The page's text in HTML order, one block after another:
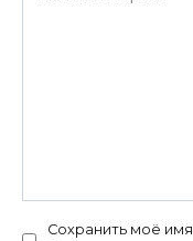
Сохранить моё